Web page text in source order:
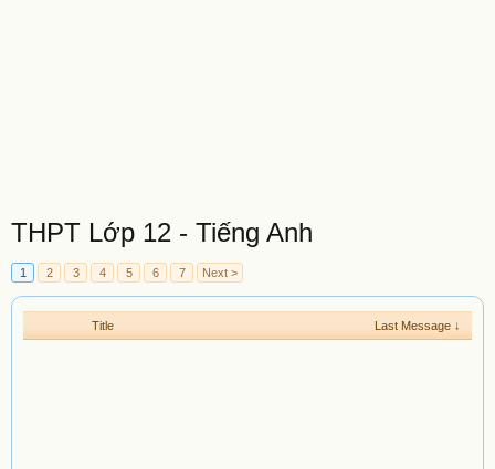
THPT Lớp 12 - Tiếng Anh
1 2 3 4 5 6 7 Next >
Title Last Message ↓